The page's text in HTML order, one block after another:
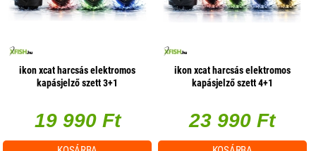
ikon xcat harcsás elektromos
kapásjelző szett 3+1
19 990 Ft
ikon xcat harcsás elektromos
kapásjelző szett 4+1
23 990 Ft